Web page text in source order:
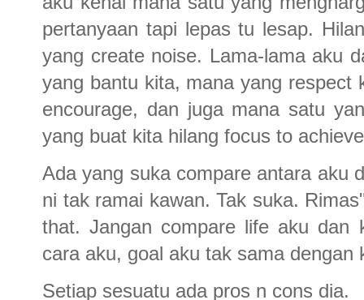
pertanyaan tapi lepas tu lesap.
yang create noise. Lama-lama aku
yang bantu kita, mana yang respect
encourage, dan juga mana satu
yang buat kita hilang focus to
Ada yang suka compare antara aku
ni tak ramai kawan. Tak suka.
that. Jangan compare life aku dan
cara aku, goal aku tak sama dengan
Setiap sesuatu ada pros n cons dia.